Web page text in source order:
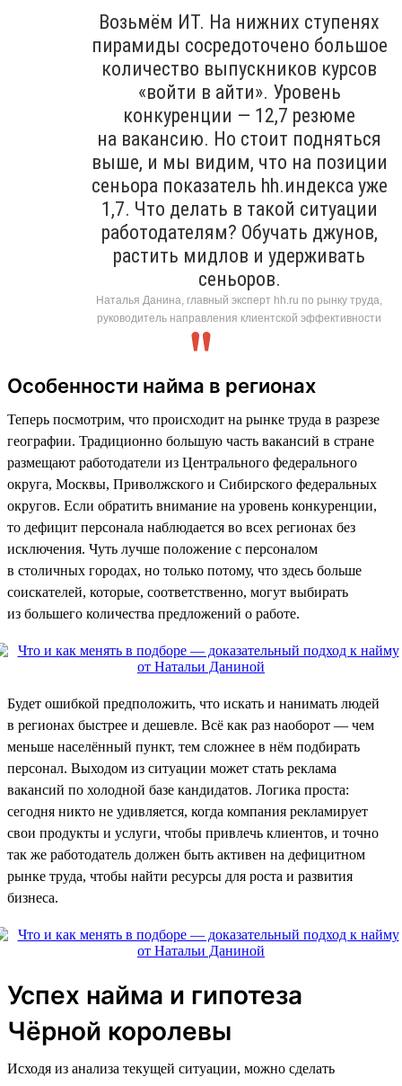
Возьмём ИТ. На нижних ступенях
пирамиды сосредоточено большое
количество выпускников курсов
«войти в айти». Уровень
конкуренции — 12,7 резюме
на вакансию. Но стоит подняться
выше, и мы видим, что на позиции
сеньора показатель hh.индекса уже
1,7. Что делать в такой ситуации
работодателям? Обучать джунов,
растить мидлов и удерживать
сеньоров.
Наталья Данина, главный эксперт hh.ru по рынку труда,
руководитель направления клиентской эффективности
Особенности найма в регионах
Теперь посмотрим, что происходит на рынке труда в разрезе
географии. Традиционно большую часть вакансий в стране
размещают работодатели из Центрального федерального
округа, Москвы, Приволжского и Сибирского федеральных
округов. Если обратить внимание на уровень конкуренции,
то дефицит персонала наблюдается во всех регионах без
исключения. Чуть лучше положение с персоналом
в столичных городах, но только потому, что здесь больше
соискателей, которые, соответственно, могут выбирать
из большего количества предложений о работе.
Будет ошибкой предположить, что искать и нанимать людей
в регионах быстрее и дешевле. Всё как раз наоборот — чем
меньше населённый пункт, тем сложнее в нём подбирать
персонал. Выходом из ситуации может стать реклама
вакансий по холодной базе кандидатов. Логика проста:
сегодня никто не удивляется, когда компания рекламирует
свои продукты и услуги, чтобы привлечь клиентов, и точно
так же работодатель должен быть активен на дефицитном
рынке труда, чтобы найти ресурсы для роста и развития
бизнеса.
Успех найма и гипотеза
Чёрной королевы
Исходя из анализа текущей ситуации, можно сделать